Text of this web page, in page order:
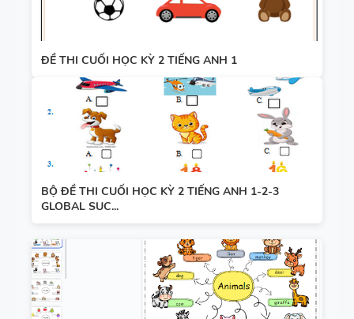
ĐỀ THI CUỐI HỌC KỲ 2 TIẾNG ANH 1
BỘ ĐỀ THI CUỐI HỌC KỲ 2 TIẾNG ANH 1-2-3
GLOBAL SUC...